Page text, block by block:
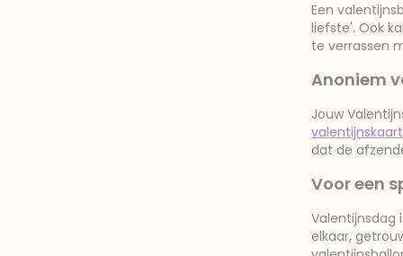
Een
liefste'. Ook
te verrassen
Anoniem
Jouw
valentijnskaart
dat de
Voor een
Valentijnsdag
elkaar,